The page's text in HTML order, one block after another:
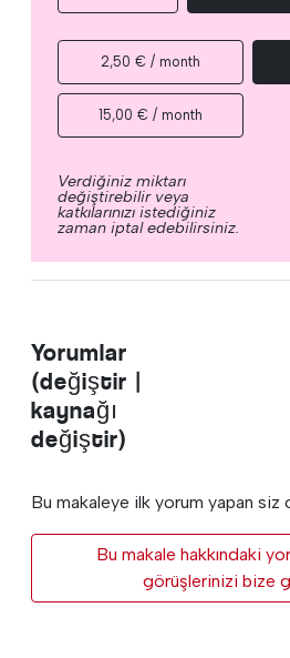
2,50 € / month
15,00 € / month
Verdiğiniz miktarı
değiştirebilir veya
katkılarınızı istediğiniz
zaman iptal edebilirsiniz.
Yorumlar
(değiştir |
kaynağı
değiştir)
Bu makaleye ilk yorum yapan siz
Bu makale hakkındaki
görüşlerinizi bize